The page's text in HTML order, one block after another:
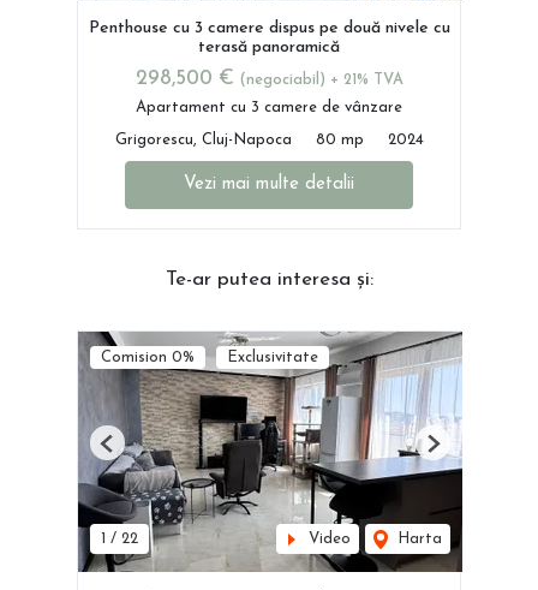
Penthouse cu 3 camere dispus pe două nivele cu
terasă panoramică
298,500 € (negociabil) + 21% TVA
Apartament cu 3 camere de vânzare
Grigorescu, Cluj-Napoca 80 mp 2024
Vezi mai multe detalii
Te-ar putea interesa și:
Comision 0% Exclusivitate
/ 22 Video Harta
Previous Next